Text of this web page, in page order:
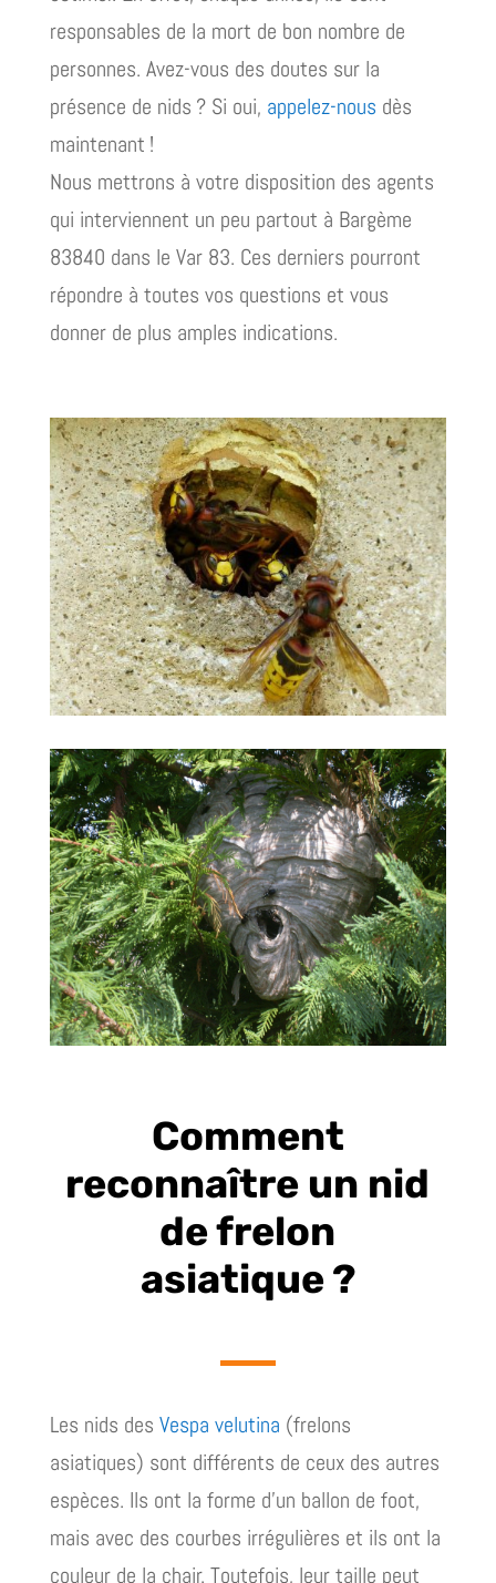
responsables de la mort de bon nombre de
personnes. Avez-vous des doutes sur la
présence de nids ? Si oui, appelez-nous dès
maintenant !
Nous mettrons à votre disposition des agents
qui interviennent un peu partout à Bargème
83840 dans le Var 83. Ces derniers pourront
répondre à toutes vos questions et vous
donner de plus amples indications.
Comment
reconnaître un nid
de frelon
asiatique ?
Les nids des Vespa velutina (frelons
asiatiques) sont différents de ceux des autres
espèces. Ils ont la forme d’un ballon de foot,
mais avec des courbes irrégulières et ils ont la
couleur de la chair. Toutefois, leur taille peut